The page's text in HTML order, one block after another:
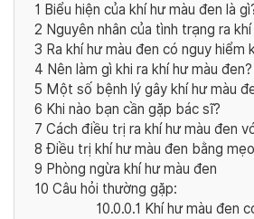
1 Biểu hiện của khí hư màu đen là
2 Nguyên nhân của tình trạng ra
3 Ra khí hư màu đen có nguy hiểm
4 Nên làm gì khi ra khí hư màu đen?
5 Một số bệnh lý gây khí hư màu
6 Khi nào bạn cần gặp bác sĩ?
7 Cách điều trị ra khí hư màu đen
8 Điều trị khí hư màu đen bằng
9 Phòng ngừa khí hư màu đen
10 Câu hỏi thường gặp:
10.0.0.1 Khí hư màu đen